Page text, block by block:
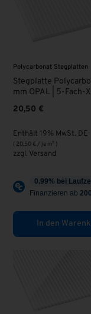
Polycarbonat Stegplatten
Stegplatte
mm OPAL | 5-Fach-
20,50 €
Enthält 19% MwSt. DE
( 20,50 € / je m² )
zzgl. Versand
In den